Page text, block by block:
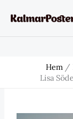
Hem
Lisa